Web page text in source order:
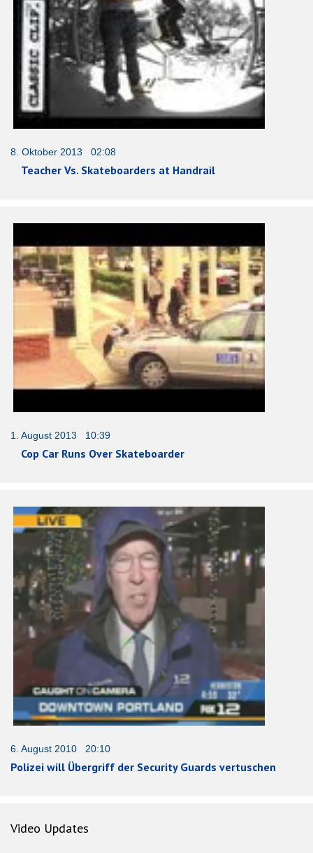
8. Oktober 2013 02:08
Teacher Vs. Skateboarders at Handrail
1. August 2013 10:39
Cop Car Runs Over Skateboarder
6. August 2010 20:10
Polizei will Übergriff der Security Guards vertuschen
Video Updates